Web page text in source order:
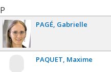
P
PAGÉ Gabrielle
PAQUET Maxime